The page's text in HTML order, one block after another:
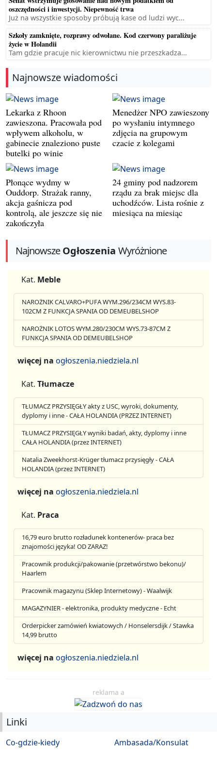
oszczędności i inwestycji. Niepewność trwa
Już na wszystkie sposoby próbują kase od ludzi wyc...
Szkoły zamknięte, rozprawy odwołane. Kod czerwony paraliżuje
życie w Holandii
Tam gdzie pracuje nic kierownictwu nie przeszkadza...
Najnowsze wiadomości
Lekarka z Rhoon
zawieszona. Pracowała pod
wpływem alkoholu, w
gabinecie znaleziono puste
butelki po winie
Menedżer NPO zawieszony
po wysłaniu intymnego
zdjęcia na grupowym
czacie z kolegami
Płonące wydmy w
Ouddorp. Strażak ranny,
akcja gaśnicza pod
kontrolą, ale jeszcze się nie
zakończyła
24 gminy pod nadzorem
rządu za brak miejsc dla
uchodźców. Lista rośnie z
miesiąca na miesiąc
NajnowszeOgłoszenia Wyróżnione
Kat. Meble
NAROŻNIK CALVARO+PUFA WYM.296/234CM WYS.83-
102CM Z FUNKCJA SPANIA OD DEMEUBELSHOP
NAROŻNIK LOTOS WYM.280/230CM WYS.73-87CM Z
FUNKCJA SPANIA OD DEMEUBELSHOP
więcej na ogłoszenia.niedziela.nl
Kat. Tłumacze
TŁUMACZ PRZYSIĘGŁY akty z USC, wyroki, dokumenty,
dyplomy i inne - CAŁA HOLANDIA (PRZEZ INTERNET)
TŁUMACZ PRZYSIĘGŁY wyniki badań, akty, dyplomy i inne
CAŁA HOLANDIA (przez INTERNET)
Natalia Zweekhorst-Krüger tłumacz przysięgły - CAŁA
HOLANDIA (przez INTERNET)
więcej na ogłoszenia.niedziela.nl
Kat. Praca
16,79 euro brutto rozładunek kontenerów- praca bez
znajomości języka! OD ZARAZ!
Pracownik produkcji/pakowanie (przetwórstwo bekonu)/
Haarlem
Pracownik magazynu (Sklep Internetowy) - Waalwijk
MAGAZYNIER - elektronika, produkty medyczne - Echt
Orderpicker zamówień kwiatowych / Honselersdijk / Stawka
14,99 brutto
więcej na ogłoszenia.niedziela.nl
reklama a
Linki
Co-gdzie-kiedy
Ambasada/Konsulat